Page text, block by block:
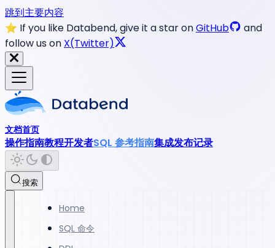
跳到主要内容
⭐️ If you like Databend, give it a star onGitHub
and
follow us on X(Twitter)
文档首页
操作指南教程开发者SQL 参考指南集成发布记录
搜索
Home
SQL 命令